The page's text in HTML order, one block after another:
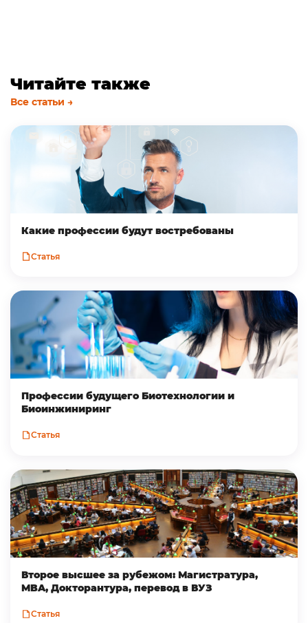
Читайте также
Все статьи →
Какие профессии будут востребованы
Статья
Профессии будущего Биотехнологии и
Биоинжиниринг
Статья
Второе высшее за рубежом: Магистратура,
MBA, Докторантура, перевод в ВУЗ
Статья